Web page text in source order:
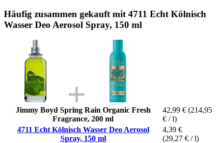
Häufig zusammen gekauft mit 4711 Echt Kölnisch
Wasser Deo Aerosol Spray, 150 ml
Jimmy Boyd Spring Rain Organic Fresh
Fragrance, 200 ml
42,99 € (214,95
€ / l)
4711 Echt Kölnisch Wasser Deo Aerosol
Spray, 150 ml
4,39 €
(29,27 € / l)